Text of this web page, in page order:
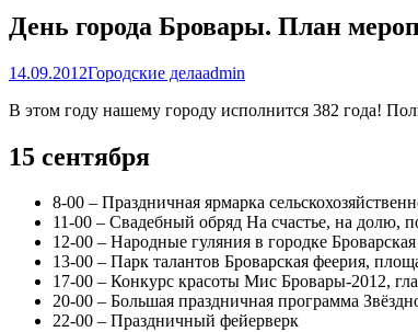
День города Бровары. План
14.09.2012Городские делаadmin
В этом году нашему городу исполнится 382 года!
15 сентября
8-00 – Праздничная ярмарка
11-00 – Свадебный обряд На счастье, на долю,
12-00 – Народные гуляния в городке
13-00 – Парк талантов Броварская феерия,
17-00 – Конкурс красоты Мис Бровары-2012,
20-00 – Большая праздничная программа
22-00 – Праздничный фейерверк